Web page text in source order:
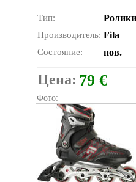
Тип: Ролики
Производитель: Fila
Состояние: нов.
Цена: 79 €
Фото: